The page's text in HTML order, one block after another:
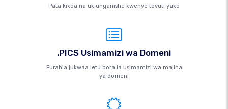
Pata kikoa na ukiunganishe kwenye tovuti yako
.PICS Usimamizi wa Domeni
Furahia jukwaa letu bora la usimamizi wa majina
ya domeni